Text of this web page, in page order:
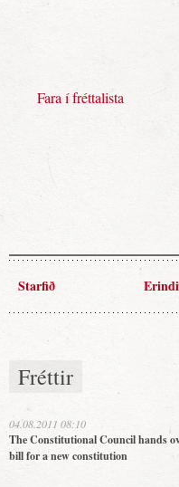
Fara í fréttalista
Starfið Erindi
Fréttir
04.08.2011 08:10
The Constitutional Council hands
bill for a new constitution